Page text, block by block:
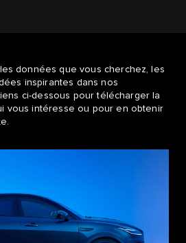
données que vous cherchez, les
inspirantes dans nos
ci-dessous pour télécharger la
vous intéresse ou pour en obtenir